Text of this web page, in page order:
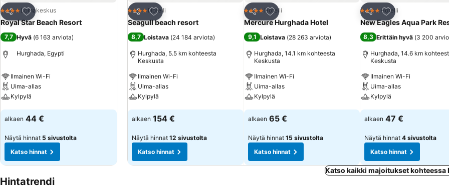
Jaa
Lisää suosikkeihin
4 Tähtiluokitus
Lomakeskus
Royal Star Beach Resort
7,7 Hyvä (6 163 arviota)
Hurghada, Egypti
Ilmainen Wi-Fi
Uima-allas
Kylpylä
Katso hinnat
alkaen 44 €
Näytä hinnat 5 sivustolta
Katso hinnat
Jaa
Lisää suosikkeihin
4 Tähtiluokitus
Hotelli
Seagull beach resort
8,7 Loistava (24 184 arviota)
Hurghada, 5.5 km kohteesta
Keskusta
Ilmainen Wi-Fi
Uima-allas
Kylpylä
Katso hinnat
alkaen 154 €
Näytä hinnat 12 sivustolta
Katso hinnat
Jaa
Lisää suosikkeihin
4 Tähtiluokitus
Hotelli
Mercure Hurghada Hotel
9,1 Loistava (28 263 arviota)
Hurghada, 14.1 km kohteesta
Keskusta
Ilmainen Wi-Fi
Uima-allas
Kylpylä
Katso hinnat
alkaen 65 €
Näytä hinnat 15 sivustolta
Katso hinnat
Jaa
Lisää suosikkeihin
4 Tähtiluokitus
Hotelli
New Eagles Aqua Park
8,3 Erittäin hyvä (3 200
Hurghada, 14.6 km
Keskusta
Ilmainen Wi-Fi
Uima-allas
Kylpylä
Katso hinnat
alkaen 47 €
Näytä hinnat 4 sivustolta
Katso hinnat
Katso kaikki majoitukset kohteessa
Hintatrendi